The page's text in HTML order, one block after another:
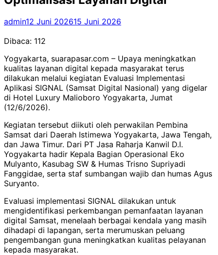
admin12 Juni 202615 Juni 2026
Dibaca: 112
Yogyakarta, suarapasar.com – Upaya meningkatkan
kualitas layanan digital kepada masyarakat terus
dilakukan melalui kegiatan Evaluasi Implementasi
Aplikasi SIGNAL (Samsat Digital Nasional) yang digelar
di Hotel Luxury Malioboro Yogyakarta, Jumat
(12/6/2026).
Kegiatan tersebut diikuti oleh perwakilan Pembina
Samsat dari Daerah Istimewa Yogyakarta, Jawa Tengah,
dan Jawa Timur. Dari PT Jasa Raharja Kanwil D.I.
Yogyakarta hadir Kepala Bagian Operasional Eko
Mulyanto, Kasubag SW & Humas Trisno Supriyadi
Fanggidae, serta staf sumbangan wajib dan humas Agus
Suryanto.
Evaluasi implementasi SIGNAL dilakukan untuk
mengidentifikasi perkembangan pemanfaatan layanan
digital Samsat, menelaah berbagai kendala yang masih
dihadapi di lapangan, serta merumuskan peluang
pengembangan guna meningkatkan kualitas pelayanan
kepada masyarakat.